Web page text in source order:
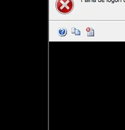
MATEMÁTICA